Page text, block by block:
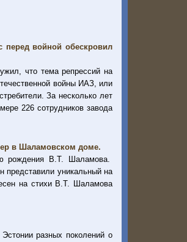
перед войной обескровил
что тема репрессий на
войны ИАЗ, или
За несколько лет
226 сотрудников завода
в Шаламовском доме.
рождения В.Т. Шаламова.
представили уникальный на
на стихи В.Т. Шаламова
разных поколений о